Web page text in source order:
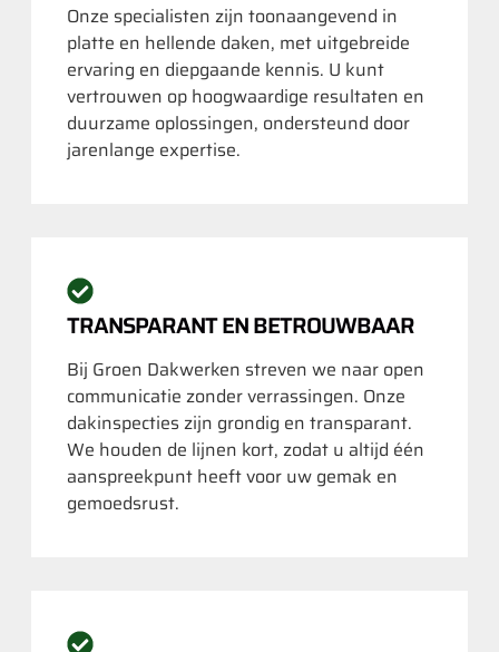
Onze specialisten zijn toonaangevend in
platte en hellende daken, met uitgebreide
ervaring en diepgaande kennis. U kunt
vertrouwen op hoogwaardige resultaten en
duurzame oplossingen, ondersteund door
jarenlange expertise.
TRANSPARANT EN BETROUWBAAR
Bij Groen Dakwerken streven we naar open
communicatie zonder verrassingen. Onze
dakinspecties zijn grondig en transparant.
We houden de lijnen kort, zodat u altijd één
aanspreekpunt heeft voor uw gemak en
gemoedsrust.